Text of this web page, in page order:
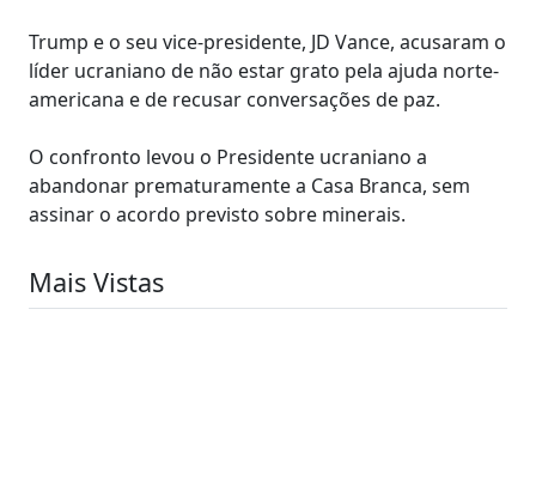
Trump e o seu vice-presidente, JD Vance, acusaram o
líder ucraniano de não estar grato pela ajuda norte-
americana e de recusar conversações de paz.
O confronto levou o Presidente ucraniano a
abandonar prematuramente a Casa Branca, sem
assinar o acordo previsto sobre minerais.
Mais Vistas